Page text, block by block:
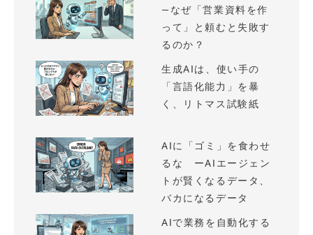
—なぜ「営業資料を作
って」と頼むと失敗す
るのか？
生成AIは、使い手の
「言語化能力」を暴
く、リトマス試験紙
AIに「ゴミ」を食わせ
るな ーAIエージェン
トが賢くなるデータ、
バカになるデータ
AIで業務を自動化する